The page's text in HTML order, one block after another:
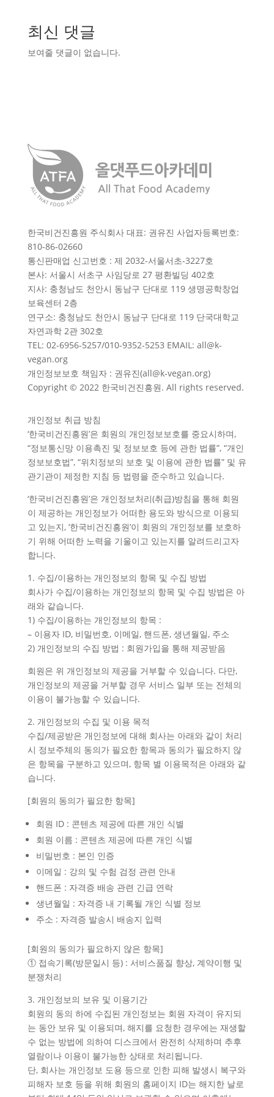
최신 댓글
보여줄 댓글이 없습니다.
한국비건진흥원 주식회사 대표: 권유진 사업자등록번호:
810-86-02660
통신판매업 신고번호 : 제 2032-서울서초-3227호
본사: 서울시 서초구 사임당로 27 평환빌딩 402호
지사: 충청남도 천안시 동남구 단대로 119 생명공학창업
보육센터 2층
연구소: 충청남도 천안시 동남구 단대로 119 단국대학교
자연과학 2관 302호
TEL: 02-6956-5257/010-9352-5253 EMAIL: all@k-
vegan.org
개인정보보호 책임자 : 권유진(all@k-vegan.org)
Copyright © 2022 한국비건진흥원. All rights reserved.
개인정보 취급 방침
‘한국비건진흥원’은 회원의 개인정보보호를 중요시하며,
“정보통신망 이용촉진 및 정보보호 등에 관한 법률”, “개인
정보보호법”, “위치정보의 보호 및 이용에 관한 법률” 및 유
관기관이 제정한 지침 등 법령을 준수하고 있습니다.
‘한국비건진흥원’은 개인정보처리(취급)방침을 통해 회원
이 제공하는 개인정보가 어떠한 용도와 방식으로 이용되
고 있는지, ‘한국비건진흥원’이 회원의 개인정보를 보호하
기 위해 어떠한 노력을 기울이고 있는지를 알려드리고자
합니다.
1. 수집/이용하는 개인정보의 항목 및 수집 방법
회사가 수집/이용하는 개인정보의 항목 및 수집 방법은 아
래와 같습니다.
1) 수집/이용하는 개인정보의 항목 :
– 이용자 ID, 비밀번호, 이메일, 핸드폰, 생년월일, 주소
2) 개인정보의 수집 방법 : 회원가입을 통해 제공받음
회원은 위 개인정보의 제공을 거부할 수 있습니다. 다만,
개인정보의 제공을 거부할 경우 서비스 일부 또는 전체의
이용이 불가능할 수 있습니다.
2. 개인정보의 수집 및 이용 목적
수집/제공받은 개인정보에 대해 회사는 아래와 같이 처리
시 정보주체의 동의가 필요한 항목과 동의가 필요하지 않
은 항목을 구분하고 있으며, 항목 별 이용목적은 아래와 같
습니다.
[회원의 동의가 필요한 항목]
회원 ID : 콘텐츠 제공에 따른 개인 식별
회원 이름 : 콘텐츠 제공에 따른 개인 식별
비밀번호 : 본인 인증
이메일 : 강의 및 수험 검정 관련 안내
핸드폰 : 자격증 배송 관련 긴급 연락
생년월일 : 자격증 내 기록될 개인 식별 정보
주소 : 자격증 발송시 배송지 입력
[회원의 동의가 필요하지 않은 항목]
① 접속기록(방문일시 등) : 서비스품질 향상, 계약이행 및
분쟁처리
3. 개인정보의 보유 및 이용기간
회원의 동의 하에 수집된 개인정보는 회원 자격이 유지되
는 동안 보유 및 이용되며, 해지를 요청한 경우에는 재생할
수 없는 방법에 의하여 디스크에서 완전히 삭제하며 추후
열람이나 이용이 불가능한 상태로 처리됩니다.
단, 회사는 개인정보 도용 등으로 인한 피해 발생시 복구와
피해자 보호 등을 위해 회원의 홈페이지 ID는 해지한 날로